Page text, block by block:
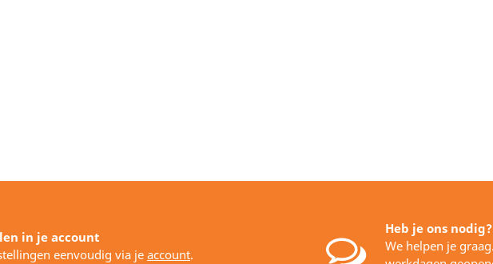
in je account
eenvoudig via je account.
Heb je ons nodig?
We helpen je graag.